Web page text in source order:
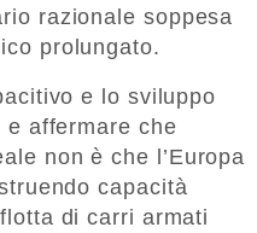
razionale soppesa
prolungato.
e lo sviluppo
affermare che
non è che l’Europa
capacità
di carri armati